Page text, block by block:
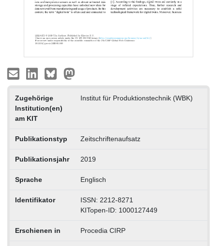
Zugehörige
Institution(en)
am KIT
Institut für Produktionstechnik (WBK)
Publikationstyp Zeitschriftenaufsatz
Publikationsjahr 2019
Sprache Englisch
Identifikator
ISSN: 2212-8271
KITopen-ID: 1000127449
Erschienen in Procedia CIRP